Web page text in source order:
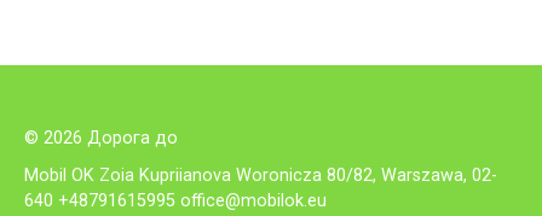
© 2026 Дорога до
Mobil OK Zoia Kupriianova Woronicza 80/82, Warszawa, 02-
640 +48791615995 office@mobilok.eu